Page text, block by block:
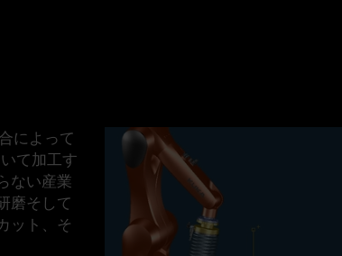
によって
て加工す
ない産業
磨そして
ット、そ